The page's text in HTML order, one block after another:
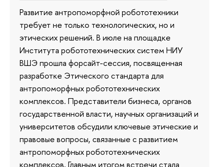
Развитие антропоморфной робототехники
требует не только технологических, но и
этических решений. В июле на площадке
Института робототехнических систем НИУ
ВШЭ прошла форсайт-сессия, посвященная
разработке Этического стандарта для
антропоморфных робототехнических
комплексов. Представители бизнеса, органов
государственной власти, научных организаций и
университетов обсудили ключевые этические и
правовые вопросы, связанные с развитием
антропоморфных робототехнических
комплексов. Главным итогом встречи стала